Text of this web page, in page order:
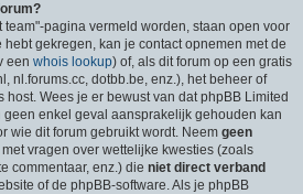
pagina vermeld worden, staan open voor
gekregen, kan je contact opnemen met de
een whois lookup) of, als dit forum op een gratis
nl.forums.cc, dotbb.be, enz.), het beheer of
Wees je er bewust van dat phpBB Limited
geen enkel geval aansprakelijk gehouden kan
wie dit forum gebruikt wordt. Neem geen
vragen over wettelijke kwesties (zoals
commentaar, enz.) die niet direct verband
of de phpBB-software. Als je phpBB